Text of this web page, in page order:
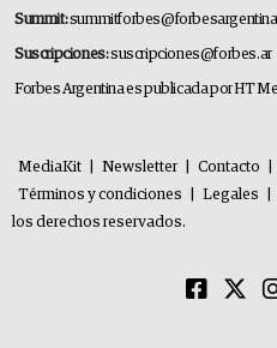
Summit:
Suscripciones:suscripciones@forbes.ar
Forbes Argentina es publicada por HT
MediaKit Newsletter Contacto
Términos y condiciones
Legales
los derechos reservados.